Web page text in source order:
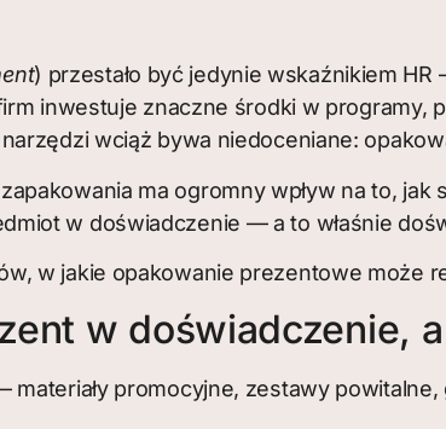
) przestało być jedynie wskaźnikiem
inwestuje znaczne środki w programy,
wciąż bywa niedoceniane:
ma ogromny wpływ na to,
w doświadczenie — a to właśnie
w jakie opakowanie prezentowe może
w doświadczenie,
promocyjne, zestawy